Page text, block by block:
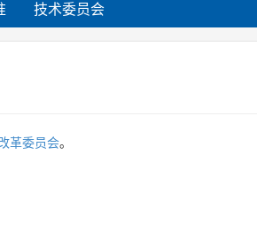
技术委员会
革委员会。